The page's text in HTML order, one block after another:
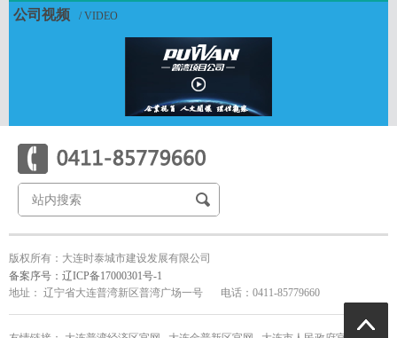
全资子公司-大连泰诚人力资源开发有限公司
全资子公司-大连三十里堡临港工业园区开发建设有限公司
全资子公司-大连时泰农业科技园有限公司
全资子公司-大连时泰普丰农副食品有限公司
全资子公司-大连时泰新材料工业园有限公司
全资子公司-大连时泰节能环保设备有限公司
全资子公司-大连时泰标准厂房建设有限公司
公司视频 / VIDEO
版权所有：大连时泰城市建设发展有限公司
备案序号：辽ICP备17000301号-1
地址： 辽宁省大连普湾新区普湾广场一号
电话：0411-85779660